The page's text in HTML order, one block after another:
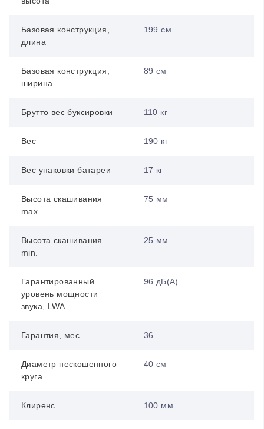
Базовая конструкция,
длина
199 см
Базовая конструкция,
ширина
89 см
Брутто вес буксировки 110 кг
Вес 190 кг
Вес упаковки батареи 17 кг
Высота скашивания
max.
75 мм
Высота скашивания
min.
25 мм
Гарантированный
уровень мощности
звука, LWA
96 дБ(А)
Гарантия, мес 36
Диаметр нескошенного
круга
40 см
Клиренс 100 мм